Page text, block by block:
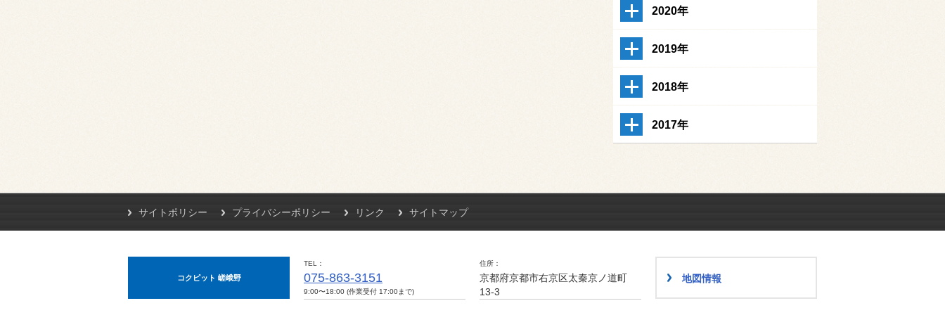
2020年
2019年
2018年
2017年
サイトポリシー プライバシーポリシー リンク サイトマップ
コクピット 嵯峨野
TEL
075-863-3151
9:00〜18:00 (作業受付 17:00まで)
住所
京都府京都市右京区太秦京ノ道町
13-3
地図情報